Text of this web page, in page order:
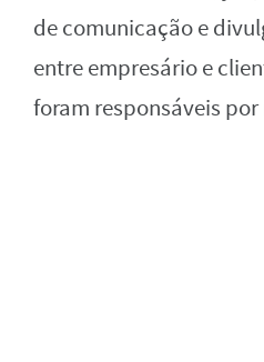
de comunicação e
entre empresário e
foram responsáveis